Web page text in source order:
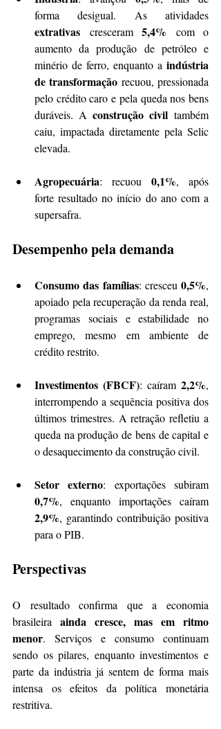
extrativas cresceram 5,4% com o
aumento da produção de petróleo e
minério de ferro, enquanto a indústria
de transformação recuou, pressionada
pelo crédito caro e pela queda nos bens
duráveis. A construção civil também
caiu, impactada diretamente pela Selic
elevada.
Agropecuária: recuou 0,1%, após
forte resultado no início do ano com a
supersafra.
Desempenho pela demanda
Consumo das famílias: cresceu 0,5%,
apoiado pela recuperação da renda real,
programas sociais e estabilidade no
emprego, mesmo em ambiente de
crédito restrito.
Investimentos (FBCF): caíram 2,2%,
interrompendo a sequência positiva dos
últimos trimestres. A retração refletiu a
queda na produção de bens de capital e
o desaquecimento da construção civil.
Setor externo : exportações subiram
0,7% , enquanto importações caíram
2,9%, garantindo contribuição positiva
para o PIB.
Perspectivas
O resultado confirma que a economia
brasileira ainda cresce, mas em ritmo
menor. Serviços e consumo continuam
sendo os pilares, enquanto investimentos e
parte da indústria já sentem de forma mais
intensa os efeitos da política monetária
restritiva.